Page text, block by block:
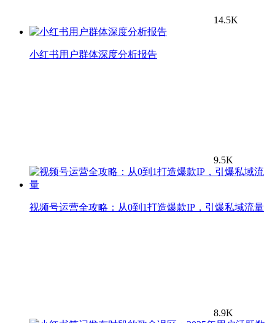
14.5K
小红书用户群体深度分析报告
9.5K
视频号运营全攻略：从0到1打造爆款IP，引爆私域流量
8.9K